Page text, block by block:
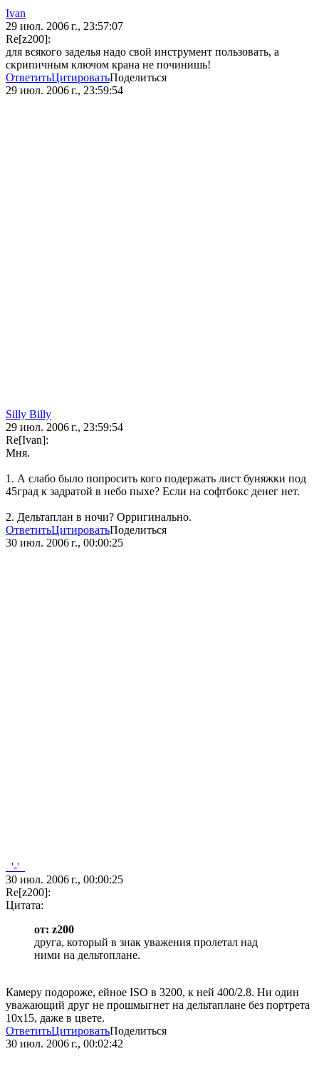
Ivan
29 июл. 2006 г., 23:57:07
Re[z200]:
для всякого заделья надо свой инструмент пользовать, а
скрипичным ключом крана не починишь!
ОтветитьЦитироватьПоделиться
29 июл. 2006 г., 23:59:54
Silly Billy
29 июл. 2006 г., 23:59:54
Re[Ivan]:
Мня.
1. А слабо было попросить кого подержать лист буняжки под
45град к задратой в небо пыхе? Если на софтбокс денег нет.
2. Дельтаплан в ночи? Орригинально.
ОтветитьЦитироватьПоделиться
30 июл. 2006 г., 00:00:25
_'-'_
30 июл. 2006 г., 00:00:25
Re[z200]:
Цитата:
от: z200
друга, который в знак уважения пролетал над
ними на дельтоплане.
Камеру подороже, ейное ISO в 3200, к ней 400/2.8. Ни один
уважающий друг не прошмыгнет на дельтаплане без портрета
10х15, даже в цвете.
ОтветитьЦитироватьПоделиться
30 июл. 2006 г., 00:02:42